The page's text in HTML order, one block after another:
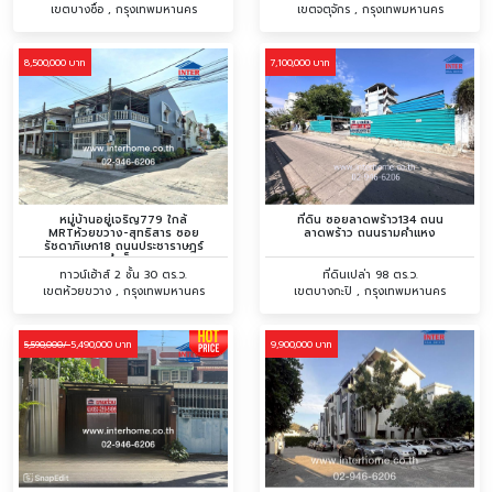
เขตบางซื่อ , กรุงเทพมหานคร
เขตจตุจักร , กรุงเทพมหานคร
8,500,000 บาท
หมู่บ้านอยู่เจริญ779 ใกล้
MRTห้วยขวาง-สุทธิสาร ซอย
รัชดาภิเษก18 ถนนประชาราษฎร์
บำเพ็ญ
ทาวน์เฮ้าส์ 2 ชั้น 30 ตร.ว.
เขตห้วยขวาง , กรุงเทพมหานคร
7,100,000 บาท
ที่ดิน ซอยลาดพร้าว134 ถนน
ลาดพร้าว ถนนรามคำแหง
ที่ดินเปล่า 98 ตร.ว.
เขตบางกะปิ , กรุงเทพมหานคร
5,590,000/5,490,000 บาท 9,900,000 บาท